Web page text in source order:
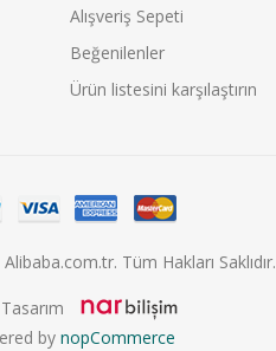
Alışveriş Sepeti
Beğenilenler
Ürün listesini karşılaştırın
Tüm Hakları Saklıdır.
by nopCommerce